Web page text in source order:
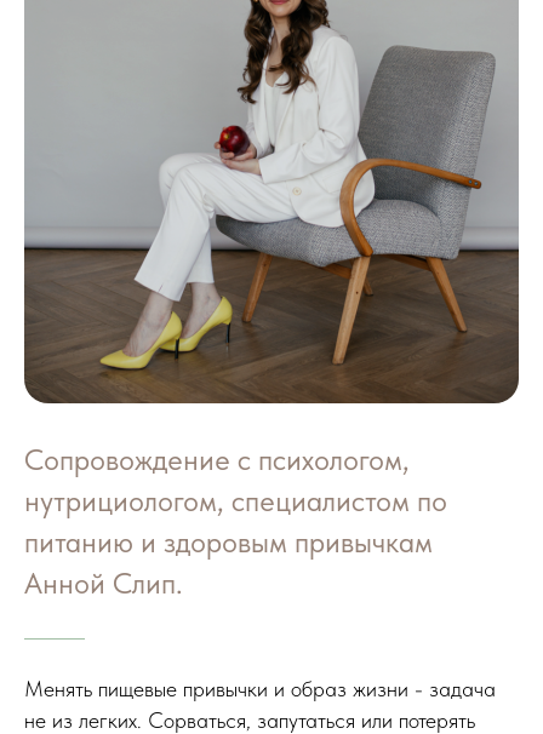
Сопровождение с психологом,
нутрициологом, специалистом по
питанию и здоровым привычкам
Анной Слип.
Менять пищевые привычки и образ жизни - задача
не из легких. Сорваться, запутаться или потерять